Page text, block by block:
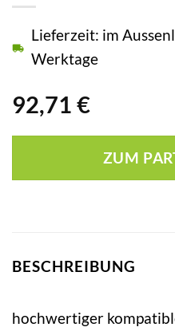
92,71 €
Lieferzeit: im
Werktage
ZUM
BESCHREIBUNG
hochwertiger